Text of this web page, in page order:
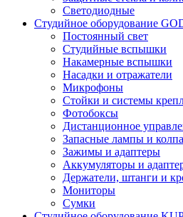
Светодиодные
Студийное оборудование
Постоянный свет
Студийные вспышки
Накамерные вспышки
Насадки и отражатели
Микрофоны
Стойки и системы
Фотобоксы
Дистанционное
Запасные лампы и
Зажимы и адаптеры
Аккумуляторы и
Держатели, штанги и
Мониторы
Сумки